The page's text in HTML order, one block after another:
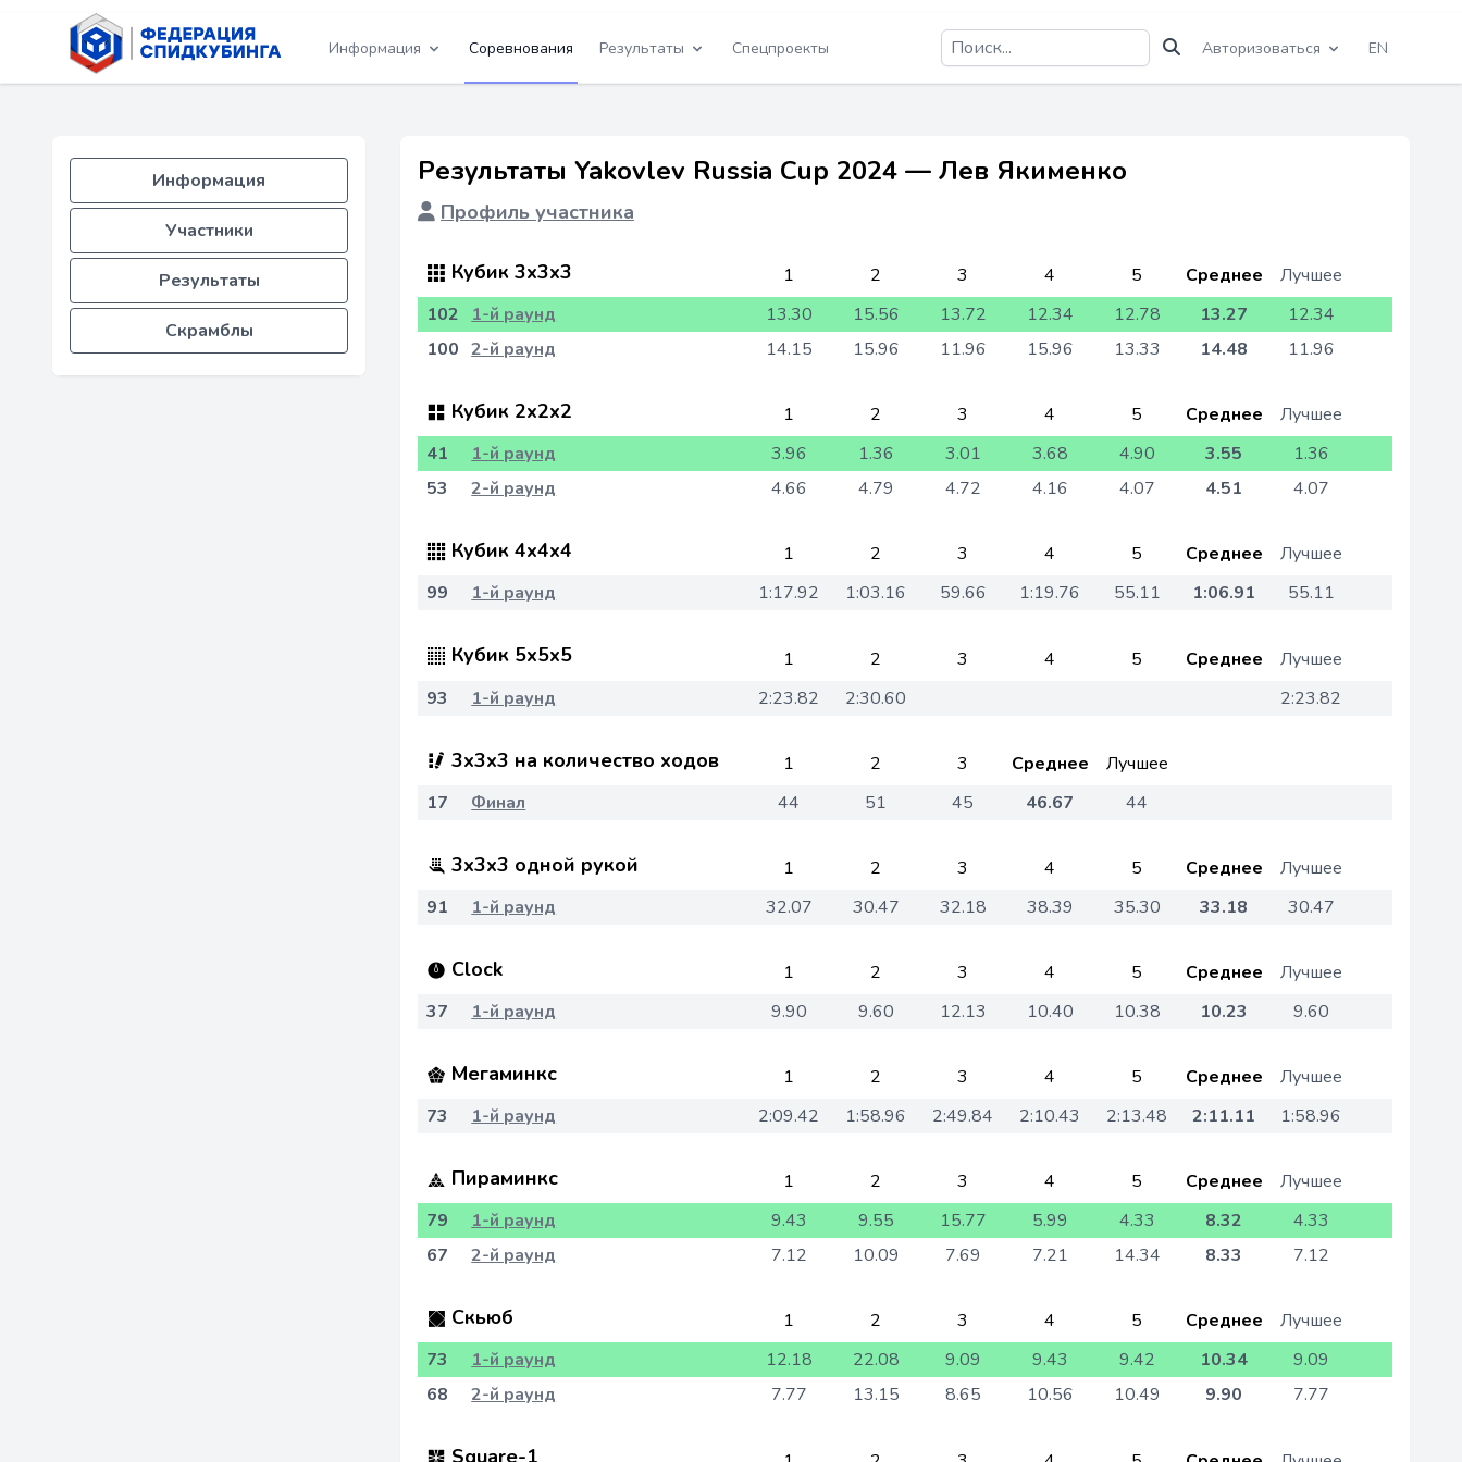
Информация Соревнования Результаты Спецпроекты Авторизоваться EN
Информация
Участники
Результаты
Скрамблы
Результаты Yakovlev Russia Cup 2024 — Лев Якименко
Профиль участника
Кубик 3x3x3 1 2 3 4 5 Среднее
Лучшее
102
1-й раунд 13.30 15.56 13.72 12.34 12.78 13.27
12.34
100 2-й раунд 14.15 15.96 11.96 15.96 13.33 14.48 11.96
Кубик 2x2x2 1 2 3 4 5 Среднее
Лучшее
41
1-й раунд 3.96 1.36 3.01 3.68 4.90 3.55
1.36
53
2-й раунд 4.66 4.79 4.72 4.16 4.07 4.51 4.07
Кубик 4x4x4 1 2 3 4 5 Среднее
Лучшее
99
1-й раунд 1:17.92 1:03.16 59.66 1:19.76 55.11 1:06.91 55.11
Кубик 5x5x5 1 2 3 4 5 Среднее
Лучшее
93
1-й раунд 2:23.82 2:30.60 2:23.82
3x3x3 на количество ходов 1 2 3 Среднее
Лучшее
17
Финал 44 51 45 46.67 44
3x3x3 одной рукой 1 2 3 4 5 Среднее
Лучшее
91
1-й раунд 32.07 30.47 32.18 38.39 35.30 33.18 30.47
Clock 1 2 3 4 5 Среднее
Лучшее
37
1-й раунд 9.90 9.60 12.13 10.40 10.38 10.23 9.60
Мегаминкс 1 2 3 4 5 Среднее
Лучшее
73
1-й раунд 2:09.42 1:58.96 2:49.84 2:10.43 2:13.48 2:11.11 1:58.96
Пираминкс 1 2 3 4 5 Среднее
Лучшее
79
1-й раунд 9.43 9.55 15.77 5.99 4.33 8.32
4.33
67
2-й раунд 7.12 10.09 7.69 7.21 14.34 8.33 7.12
Скьюб 1 2 3 4 5 Среднее
Лучшее
73
1-й раунд 12.18 22.08 9.09 9.43 9.42 10.34
9.09
68
2-й раунд 7.77 13.15 8.65 10.56 10.49 9.90 7.77